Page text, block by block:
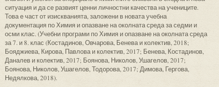
ситуация и да се развият ценни личностни качества на учениците.
Това е част от изискванията, заложени в новата учебна
документация по Химия и опазване на околната среда за седми и
осми клас. (Учебни програми по Химия и опазване на околната среда
за 7. и 8. клас (Костадинов, Овчарова, Бенева и колектив, 2018;
Бояджиева, Кирова, Павлова и колектив, 2017; Бенева, Костадинов,
Даналев и колектив, 2017; Боянова, Николов, Ушагелов, 2017;
Боянова, Николов, Ушагелов, Тодорова, 2017; Димова, Гергова,
Недялкова, 2018).